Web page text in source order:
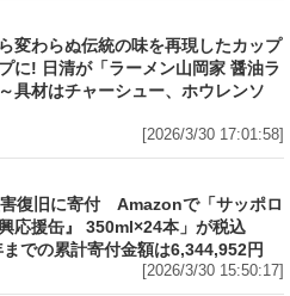
家監修で創業から変わらぬ伝統の
清が「ラーメン山岡家 醤油ラーメ
ューアル発売～具材はチャーシュ
[2026/3/30 17:01:58]
つき1円を熊本城災害復旧に寄付